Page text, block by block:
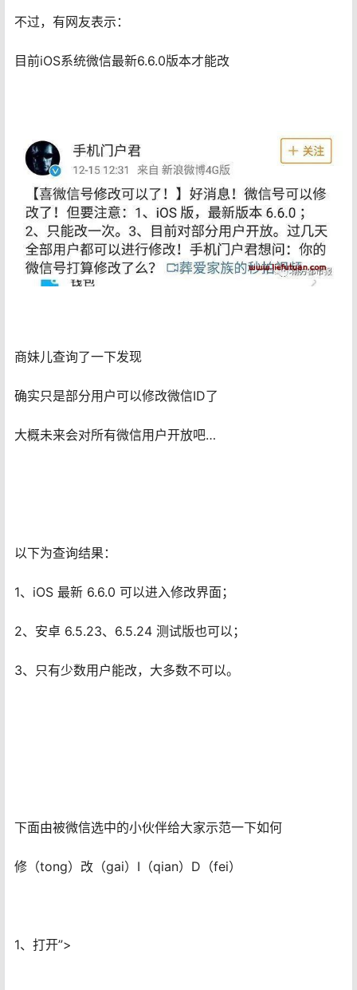
不过，有网友表示：
目前iOS系统微信最新6.6.0版本才能改
商妹儿查询了一下发现
确实只是部分用户可以修改微信ID了
大概未来会对所有微信用户开放吧…
以下为查询结果：
1、iOS 最新 6.6.0 可以进入修改界面；
2、安卓 6.5.23、6.5.24 测试版也可以；
3、只有少数用户能改，大多数不可以。
下面由被微信选中的小伙伴给大家示范一下如何
修（tong）改（gai）I（qian）D（fei）
1、打开”>